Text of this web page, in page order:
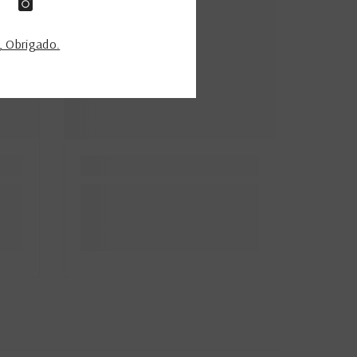
Obrigado.